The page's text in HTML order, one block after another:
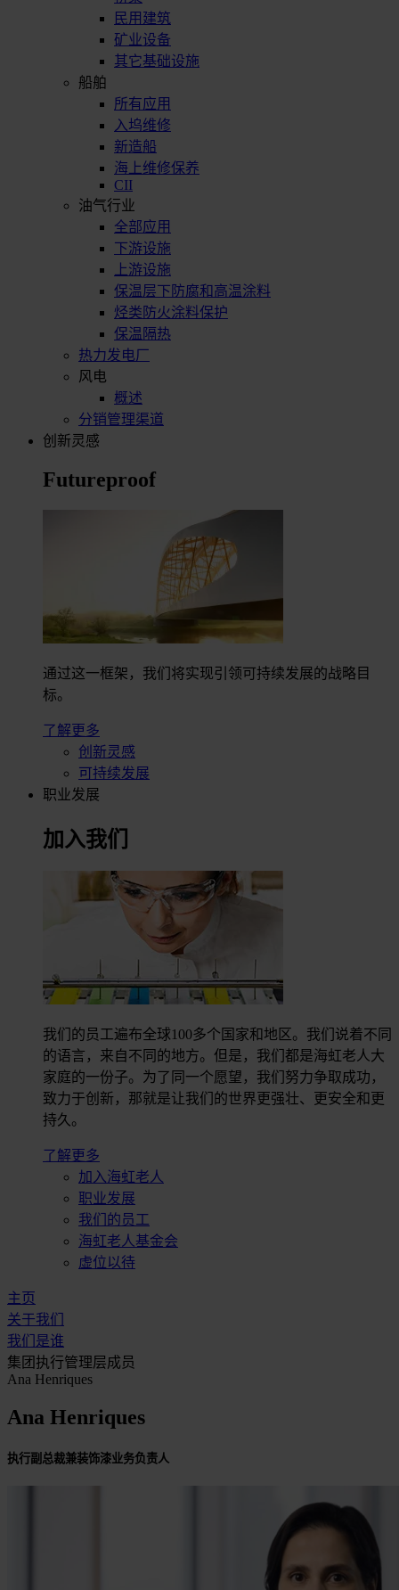
民用建筑
矿业设备
其它基础设施
船舶
所有应用
入坞维修
新造船
海上维修保养
CII
油气行业
全部应用
下游设施
上游设施
保温层下防腐和高温涂料
烃类防火涂料保护
保温隔热
热力发电厂
风电
概述
分销管理渠道
创新灵感
Futureproof
通过这一框架，我们将实现引领可持续发展的战略目
标。
了解更多
创新灵感
可持续发展
职业发展
加入我们
我们的员工遍布全球100多个国家和地区。我们说着不同
的语言，来自不同的地方。但是，我们都是海虹老人大
家庭的一份子。为了同一个愿望，我们努力争取成功，
致力于创新，那就是让我们的世界更强壮、更安全和更
持久。
了解更多
加入海虹老人
职业发展
我们的员工
海虹老人基金会
虚位以待
主页
关于我们
我们是谁
集团执行管理层成员
Ana Henriques
Ana Henriques
执行副总裁兼装饰漆业务负责人